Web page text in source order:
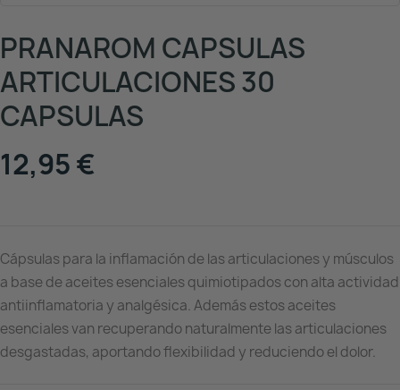
PRANAROM CAPSULAS
ARTICULACIONES 30
CAPSULAS
12,95 €
Cápsulas para la inflamación de las articulaciones y músculos
a base de aceites esenciales quimiotipados con alta actividad
antiinflamatoria y analgésica. Además estos aceites
esenciales van recuperando naturalmente las articulaciones
desgastadas, aportando flexibilidad y reduciendo el dolor.